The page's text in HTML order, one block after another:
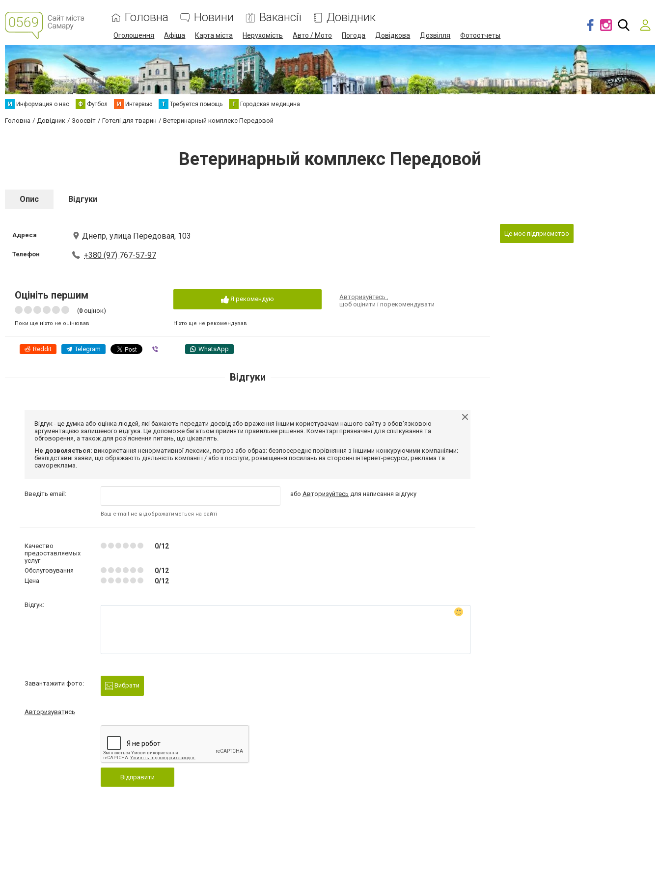
Головна Новини Вакансії Довідник
Оголошення Афіша Карта міста Нерухомість Авто / Мото Погода Довідкова Дозвілля Фотоотчеты
И Информация о нас Ф Футбол И Интервью Т Требуется помощь Г Городская медицина
Головна Довідник Зоосвіт Готелі для тварин Ветеринарный комплекс Передовой
Ветеринарный комплекс Передовой
Опис Відгуки
Адреса Днепр, улица Передовая, 103
Телефон +380 (97) 767-57-97
Оцініть першим
(0 оцінок)
Поки ще ніхто не оцінював
Я рекомендую
Ніхто ще не рекомендував
Авторизуйтесь,
щоб оцінити і порекомендувати
Reddit Telegram WhatsApp
Це моє підприємство
Відгуки
Відгук - це думка або оцінка людей, які бажають передати досвід або враження іншим користувачам нашого сайту з обов'язковою
аргументацією залишеного відгука. Це допоможе багатьом прийняти правильне рішення. Коментарі призначені для спілкування та
обговорення, а також для роз'яснення питань, що цікавлять.
Не дозволяється: використання ненормативної лексики, погроз або образ; безпосереднє порівняння з іншими конкуруючими компаніями;
безпідставні заяви, що ображають діяльність компанії і / або її послуги; розміщення посилань на сторонні інтернет-ресурси; реклама та
самореклама.
Введіть email:
Ваш e-mail не відображатиметься на сайті
абоАвторизуйтесь для написання відгуку
Качество
предоставляемых
услуг
0/12
Обслуговування 0/12
Цена 0/12
Відгук:
Завантажити фото: Вибрати
Авторизуватись
Відправити